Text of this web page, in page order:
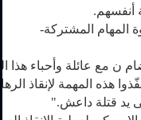
أنفسهم.
المهام المشتركة-
ن مع عائلة وأحباء هذا
هذه المهمة لإنقاذ
يد قتلة داعش".